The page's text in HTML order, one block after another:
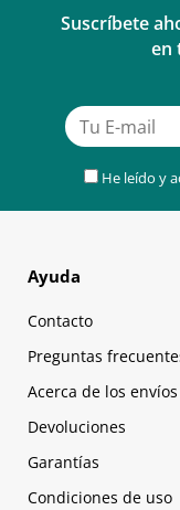
Suscríbete
en
He leído y
Ayuda
Contacto
Preguntas
Acerca de los envíos
Devoluciones
Garantías
Condiciones de uso